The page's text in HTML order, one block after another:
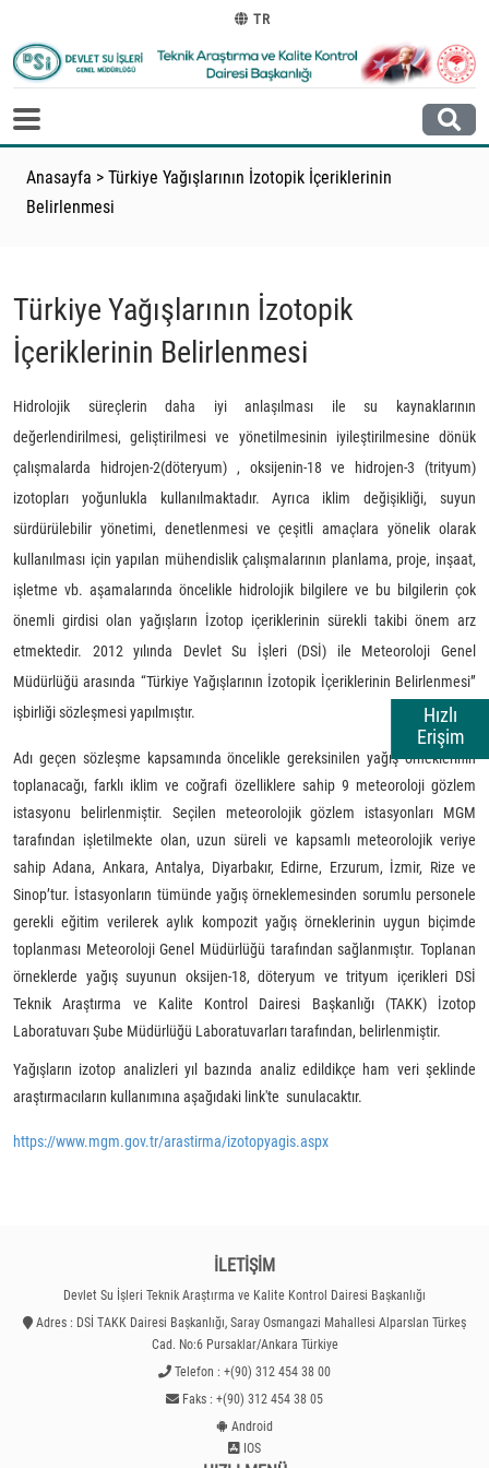
Hızlı
Erişim
TR
Anasayfa > Türkiye Yağışlarının İzotopik İçeriklerinin
Belirlenmesi
Türkiye Yağışlarının İzotopik
İçeriklerinin Belirlenmesi
Hidrolojik süreçlerin daha iyi anlaşılması ile su kaynaklarının
değerlendirilmesi, geliştirilmesi ve yönetilmesinin iyileştirilmesine dönük
çalışmalarda hidrojen-2(döteryum) , oksijenin-18 ve hidrojen-3 (trityum)
izotopları yoğunlukla kullanılmaktadır. Ayrıca iklim değişikliği, suyun
sürdürülebilir yönetimi, denetlenmesi ve çeşitli amaçlara yönelik olarak
kullanılması için yapılan mühendislik çalışmalarının planlama, proje, inşaat,
işletme vb. aşamalarında öncelikle hidrolojik bilgilere ve bu bilgilerin çok
önemli girdisi olan yağışların İzotop içeriklerinin sürekli takibi önem arz
etmektedir. 2012 yılında Devlet Su İşleri (DSİ) ile Meteoroloji Genel
Müdürlüğü arasında “Türkiye Yağışlarının İzotopik İçeriklerinin Belirlenmesi”
işbirliği sözleşmesi yapılmıştır.
Adı geçen sözleşme kapsamında öncelikle gereksinilen yağış örneklerinin
toplanacağı, farklı iklim ve coğrafi özelliklere sahip 9 meteoroloji gözlem
istasyonu belirlenmiştir. Seçilen meteorolojik gözlem istasyonları MGM
tarafından işletilmekte olan, uzun süreli ve kapsamlı meteorolojik veriye
sahip Adana, Ankara, Antalya, Diyarbakır, Edirne, Erzurum, İzmir, Rize ve
Sinop’tur. İstasyonların tümünde yağış örneklemesinden sorumlu personele
gerekli eğitim verilerek aylık kompozit yağış örneklerinin uygun biçimde
toplanması Meteoroloji Genel Müdürlüğü tarafından sağlanmıştır. Toplanan
örneklerde yağış suyunun oksijen-18, döteryum ve trityum içerikleri DSİ
Teknik Araştırma ve Kalite Kontrol Dairesi Başkanlığı (TAKK) İzotop
Laboratuvarı Şube Müdürlüğü Laboratuvarları tarafından, belirlenmiştir.
Yağışların izotop analizleri yıl bazında analiz edildikçe ham veri şeklinde
araştırmacıların kullanımına aşağıdaki link'te sunulacaktır.
https://www.mgm.gov.tr/arastirma/izotopyagis.aspx
İLETİŞİM
Devlet Su İşleri Teknik Araştırma ve Kalite Kontrol Dairesi Başkanlığı
Adres : DSİ TAKK Dairesi Başkanlığı, Saray Osmangazi Mahallesi Alparslan Türkeş
Cad. No:6 Pursaklar/Ankara Türkiye
Telefon : +(90) 312 454 38 00
Faks : +(90) 312 454 38 05
Android
IOS